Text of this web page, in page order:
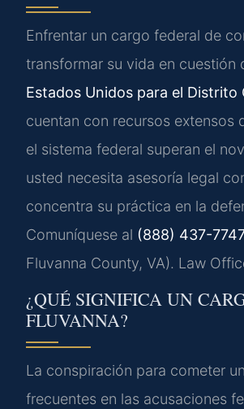
Enfrentar un cargo federal de
transformar su vida en cuestión
Estados Unidos para el Distrito
cuentan con recursos extensos
el sistema federal superan el
usted necesita asesoría legal
concentra su práctica en la
Comuníquese al (888) 437-
Fluvanna County, VA). Law
¿QUÉ SIGNIFICA UN
FLUVANNA?
La conspiración para cometer
frecuentes en las acusaciones